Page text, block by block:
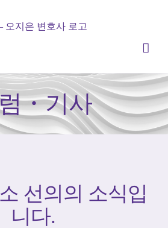
・기사
선의의 소식입
니다.